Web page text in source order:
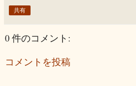
共有
0 件のコメント:
コメントを投稿